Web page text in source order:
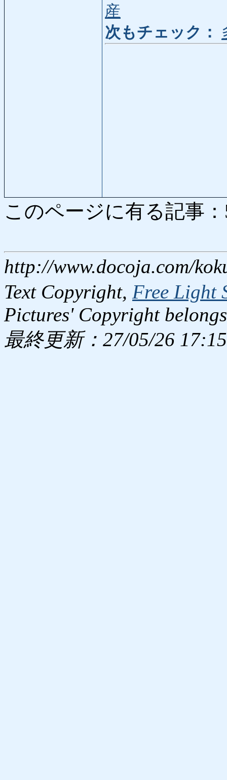
産
次もチェック：
このページに有る記事
http://www.docoja.com/
Text Copyright, Free Light
Pictures' Copyright
最終更新：27/05/26 17:15